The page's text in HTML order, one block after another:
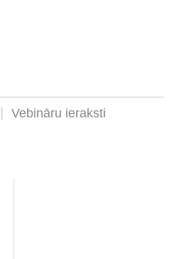
Vebināru ieraksti